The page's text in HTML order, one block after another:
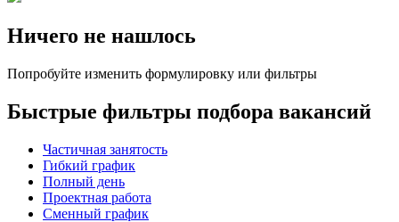
Ничего не нашлось
Попробуйте изменить формулировку или фильтры
Быстрые фильтры подбора вакансий
Частичная занятость
Гибкий график
Полный день
Проектная работа
Сменный график